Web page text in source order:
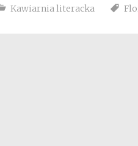
Kawiarnia literacka